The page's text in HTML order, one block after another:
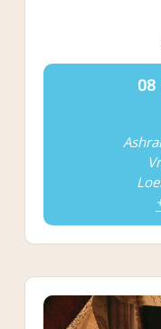
08